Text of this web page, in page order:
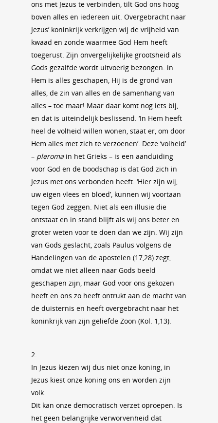
ons met Jezus te verbinden, tilt God ons hoog
boven alles en iedereen uit. Overgebracht naar
Jezus’ koninkrijk verkrijgen wij de vrijheid van
kwaad en zonde waarmee God Hem heeft
toegerust. Zijn onvergelijkelijke grootsheid als
Gods gezalfde wordt uitvoerig bezongen: in
Hem is alles geschapen, Hij is de grond van
alles, de zin van alles en de samenhang van
alles – toe maar! Maar daar komt nog iets bij,
en dat is uiteindelijk beslissend. ‘In Hem heeft
heel de volheid willen wonen, staat er, om door
Hem alles met zich te verzoenen’. Deze ‘volheid’
– pleroma in het Grieks – is een aanduiding
voor God en de boodschap is dat God zich in
Jezus met ons verbonden heeft. ‘Hier zijn wij,
uw eigen vlees en bloed’, kunnen wij voortaan
tegen God zeggen. Niet als een illusie die
ontstaat en in stand blijft als wij ons beter en
groter weten voor te doen dan we zijn. Wij zijn
van Gods geslacht, zoals Paulus volgens de
Handelingen van de apostelen (17,28) zegt,
omdat we niet alleen naar Gods beeld
geschapen zijn, maar God voor ons gekozen
heeft en ons zo heeft ontrukt aan de macht van
de duisternis en heeft overgebracht naar het
koninkrijk van zijn geliefde Zoon (Kol. 1,13).
2.
In Jezus kiezen wij dus niet onze koning, in
Jezus kiest onze koning ons en worden zijn
volk.
Dit kan onze democratisch verzet oproepen. Is
het geen belangrijke verworvenheid dat